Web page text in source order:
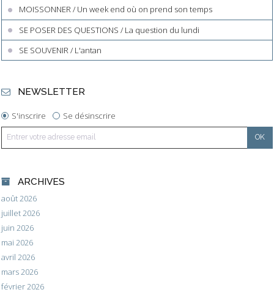
MOISSONNER / Un week end où on prend son temps
SE POSER DES QUESTIONS / La question du lundi
SE SOUVENIR / L'antan
NEWSLETTER
S'inscrire Se désinscrire
ARCHIVES
août 2026
juillet 2026
juin 2026
mai 2026
avril 2026
mars 2026
février 2026